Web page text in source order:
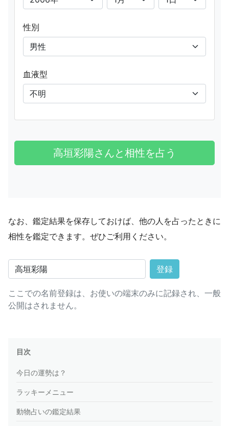
性別
血液型
なお、鑑定結果を保存しておけば、他の人を占ったときに
相性を鑑定できます。ぜひご利用ください。
登録
ここでの名前登録は、お使いの端末のみに記録され、一般
公開はされません。
目次
今日の運勢は？
ラッキーメニュー
動物占いの鑑定結果